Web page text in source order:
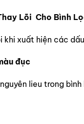
Lõi Cho Bình
khi xuất hiện các
đục
lieu trong